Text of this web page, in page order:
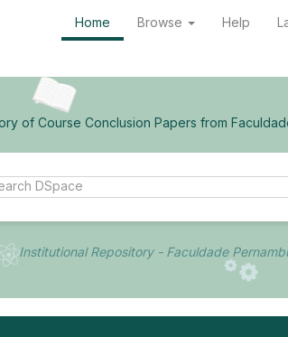
Home Browse Help
of Course Conclusion Papers from
Institutional Repository - Faculdade